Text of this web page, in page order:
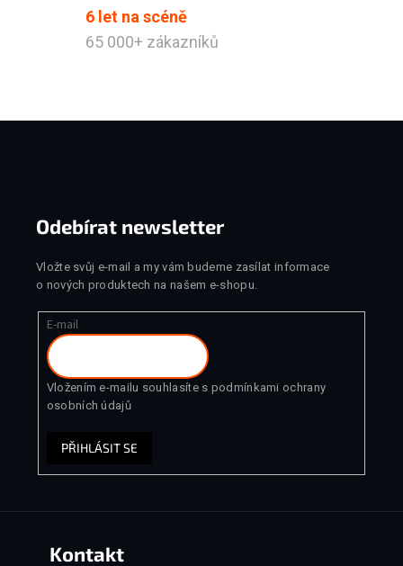
6 let na scéně
65 000+ zákazníků
Odebírat newsletter
Vložte svůj e-mail a my vám budeme zasílat informace
o nových produktech na našem e-shopu.
E-mail
Vložením e-mailu souhlasíte s podmínkami ochrany
osobních údajů
PŘIHLÁSIT SE
Kontakt